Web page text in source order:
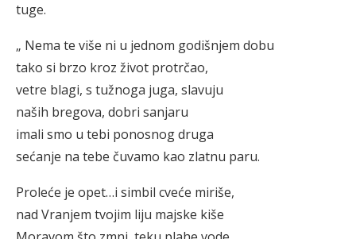
tuge.
„ Nema te više ni u jednom godišnjem dobu
tako si brzo kroz život protrčao,
vetre blagi, s tužnoga juga, slavuju
naših bregova, dobri sanjaru
imali smo u tebi ponosnog druga
sećanje na tebe čuvamo kao zlatnu paru.
Proleće je opet…i simbil cveće miriše,
nad Vranjem tvojim liju majske kiše